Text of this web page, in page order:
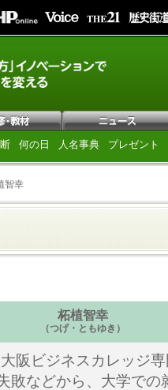
何の日 人名事典 プレゼント
智幸
柘植智幸
（つげ・ともゆき）
阪ビジネスカレッジ
敗などから、大学での